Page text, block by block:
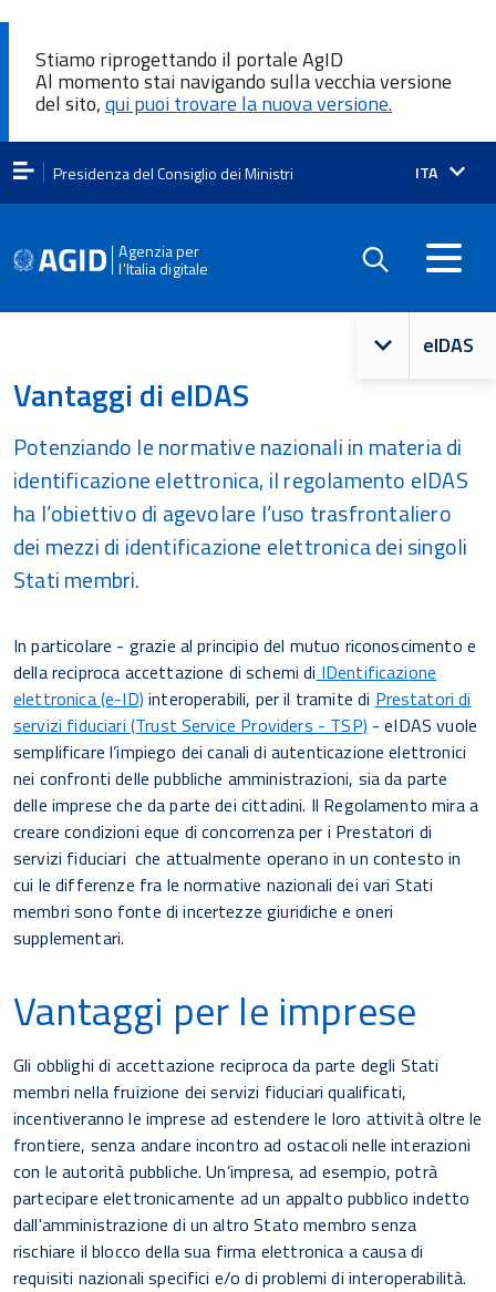
Stiamo riprogettando il portale AgID
Al momento stai navigando sulla vecchia versione
del sito,qui puoi trovare la nuova versione.
Presidenza del Consiglio dei Ministri Lingua
ITA
Agenzia per
l'Italia digitale
principale
eIDAS
Vantaggi di eIDAS
Potenziando le normative nazionali in materia di
identificazione elettronica, il regolamento eIDAS
ha l’obiettivo di agevolare l’uso trasfrontaliero
dei mezzi di identificazione elettronica dei singoli
Stati membri.
In particolare - grazie al principio del mutuo riconoscimento e
della reciproca accettazione di schemi di IDentificazione
elettronica (e-ID) interoperabili, per il tramite di Prestatori di
servizi fiduciari (Trust Service Providers - TSP) - eIDAS vuole
semplificare l’impiego dei canali di autenticazione elettronici
nei confronti delle pubbliche amministrazioni, sia da parte
delle imprese che da parte dei cittadini. Il Regolamento mira a
creare condizioni eque di concorrenza per i Prestatori di
servizi fiduciari che attualmente operano in un contesto in
cui le differenze fra le normative nazionali dei vari Stati
membri sono fonte di incertezze giuridiche e oneri
supplementari.
Vantaggi per le imprese
Gli obblighi di accettazione reciproca da parte degli Stati
membri nella fruizione dei servizi fiduciari qualificati,
incentiveranno le imprese ad estendere le loro attività oltre le
frontiere, senza andare incontro ad ostacoli nelle interazioni
con le autorità pubbliche. Un’impresa, ad esempio, potrà
partecipare elettronicamente ad un appalto pubblico indetto
dall'amministrazione di un altro Stato membro senza
rischiare il blocco della sua firma elettronica a causa di
requisiti nazionali specifici e/o di problemi di interoperabilità.